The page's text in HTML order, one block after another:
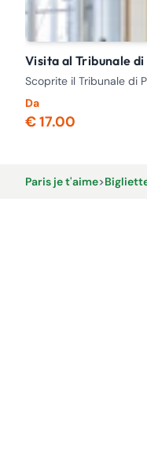
Visita al Tribunale
Scoprite il Tribunale di
Da
€ 17.00
Paris je t'aime>